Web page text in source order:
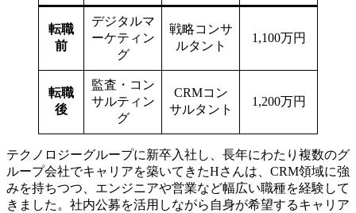
転職
前
デジタルマ
ーケティン
グ
戦略コンサ
ルタント
1,100万円
転職
後
監査・コン
サルティン
グ
CRMコン
サルタント
1,200万円
テクノロジーグループに新卒入社し、長年にわたり複数のグ
ループ会社でキャリアを築いてきたHさんは、CRM領域に強
みを持ちつつ、エンジニアや営業など幅広い職種を経験して
きました。社内公募を活用しながら自身が希望するキャリア